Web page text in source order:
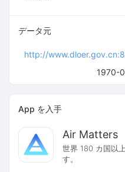
1970-
データ元
http://
App を入手
Air Matters
世界 180 カ国以
す。